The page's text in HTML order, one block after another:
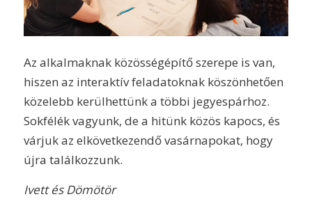
Az alkalmaknak közösségépítő szerepe is van,
hiszen az interaktív feladatoknak köszönhetően
közelebb kerülhettünk a többi jegyespárhoz.
Sokfélék vagyunk, de a hitünk közös kapocs, és
várjuk az elkövetkezendő vasárnapokat, hogy
újra találkozzunk.
Ivett és Dömötör